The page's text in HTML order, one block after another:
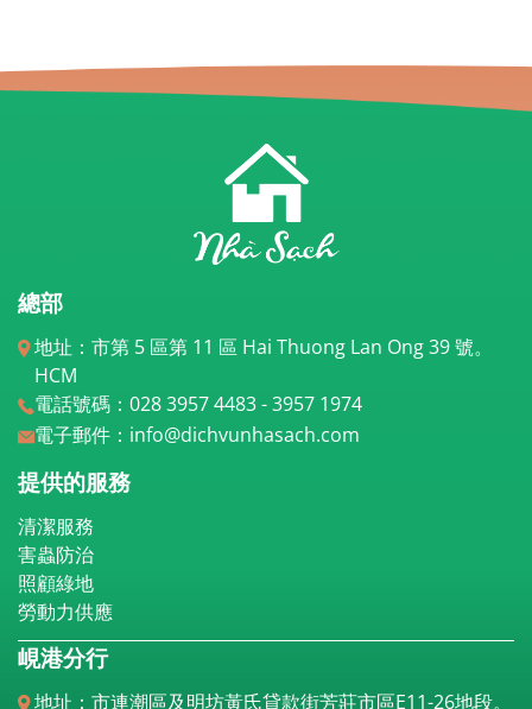
總部
地址：市第 5 區第 11 區 Hai Thuong Lan Ong 39 號。
HCM
電話號碼：028 3957 4483 - 3957 1974
電子郵件：info@dichvunhasach.com
提供的服務
清潔服務
害蟲防治
照顧綠地
勞動力供應
峴港分行
地址：市連潮區及明坊黃氏貸款街芳莊市區E11-26地段。